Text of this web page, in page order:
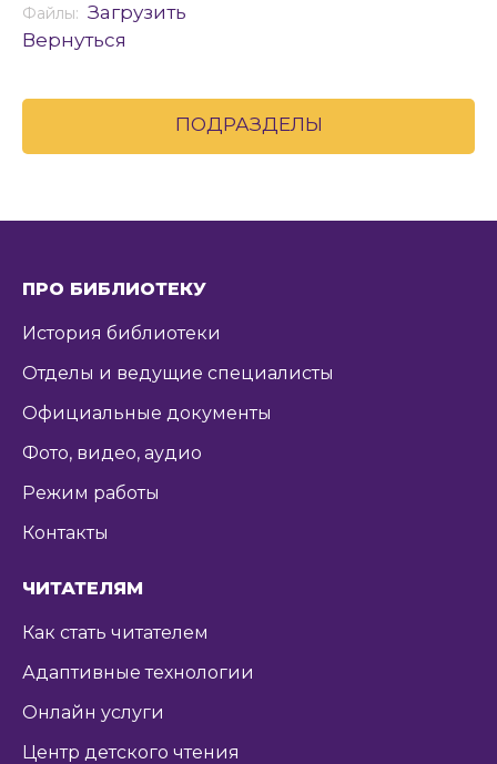
Файлы: Загрузить
Вернуться
ПОДРАЗДЕЛЫ
ПРО БИБЛИОТЕКУ
История библиотеки
Отделы и ведущие специалисты
Официальные документы
Фото, видео, аудио
Режим работы
Контакты
ЧИТАТЕЛЯМ
Как стать читателем
Адаптивные технологии
Онлайн услуги
Центр детского чтения